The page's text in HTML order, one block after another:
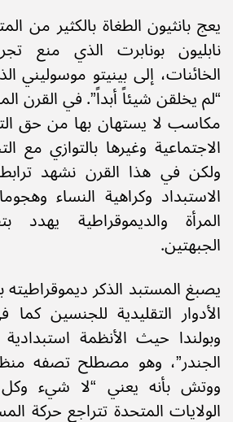
يعج بانثيون الطغاة بالكثير من
نابليون بونابرت الذي منع
الخائنات، إلى بينيتو موسوليني
“لم يخلقن شيئاً أبداً”. في القرن
مكاسب لا يستهان بها من حق
الاجتماعية وغيرها بالتوازي مع
ولكن في هذا القرن نشهد
الاستبداد وكراهية النساء
المرأة والديموقراطية يهدد
الجبهتين.
يصبغ المستبد الذكر
الأدوار التقليدية للجنسين كما
وبولندا حيث الأنظمة استبدادية
الجندر”، وهو مصطلح تصفه
ووتش بأنه يعني “لا شيء
الولايات المتحدة تتراجع حركة